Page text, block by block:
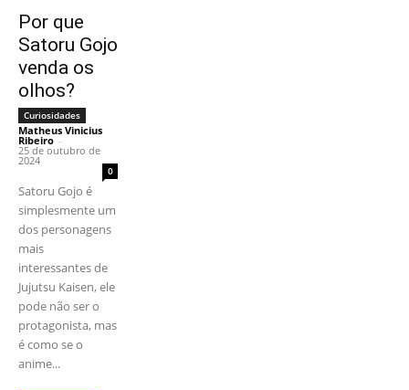
Por que
Satoru Gojo
venda os
olhos?
Curiosidades
Matheus Vinicius
Ribeiro -
25 de outubro de
2024
0
Satoru Gojo é
simplesmente um
dos personagens
mais
interessantes de
Jujutsu Kaisen, ele
pode não ser o
protagonista, mas
é como se o
anime...